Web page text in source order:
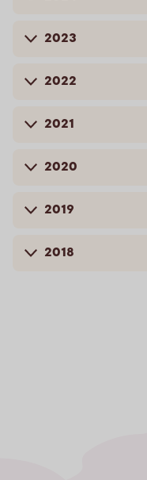
2023
2022
2021
2020
2019
2018